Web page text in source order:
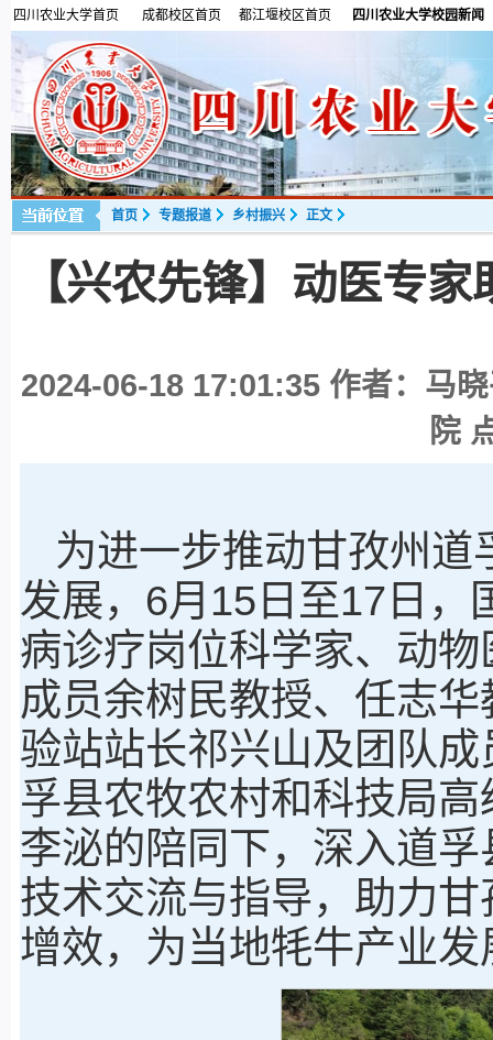
四川农业大学首页 成都校区首页 都江堰校区首页 四川农业大学校园新闻
首页 专题报道 乡村振兴 正文
【兴农先锋】动医专
2024-06-18 17:01:35 作者：马
院
为进一步推动甘孜州
发展，6月15日至17日，
病诊疗岗位科学家、动
成员余树民教授、任志
验站站长祁兴山及团队
孚县农牧农村和科技局
李泌的陪同下，深入道
技术交流与指导，助力
增效，为当地牦牛产业